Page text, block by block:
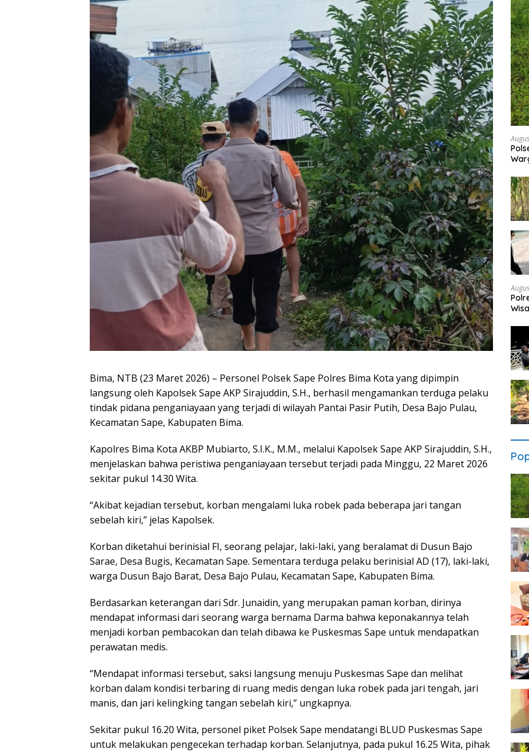
Bima, NTB (23 Maret 2026) – Personel Polsek Sape Polres Bima Kota yang dipimpin
langsung oleh Kapolsek Sape AKP Sirajuddin, S.H., berhasil mengamankan terduga pelaku
tindak pidana penganiayaan yang terjadi di wilayah Pantai Pasir Putih, Desa Bajo Pulau,
Kecamatan Sape, Kabupaten Bima.
Kapolres Bima Kota AKBP Mubiarto, S.I.K., M.M., melalui Kapolsek Sape AKP Sirajuddin, S.H.,
menjelaskan bahwa peristiwa penganiayaan tersebut terjadi pada Minggu, 22 Maret 2026
sekitar pukul 14.30 Wita.
“Akibat kejadian tersebut, korban mengalami luka robek pada beberapa jari tangan
sebelah kiri,” jelas Kapolsek.
Korban diketahui berinisial FI, seorang pelajar, laki-laki, yang beralamat di Dusun Bajo
Sarae, Desa Bugis, Kecamatan Sape. Sementara terduga pelaku berinisial AD (17), laki-laki,
warga Dusun Bajo Barat, Desa Bajo Pulau, Kecamatan Sape, Kabupaten Bima.
Berdasarkan keterangan dari Sdr. Junaidin, yang merupakan paman korban, dirinya
mendapat informasi dari seorang warga bernama Darma bahwa keponakannya telah
menjadi korban pembacokan dan telah dibawa ke Puskesmas Sape untuk mendapatkan
perawatan medis.
“Mendapat informasi tersebut, saksi langsung menuju Puskesmas Sape dan melihat
korban dalam kondisi terbaring di ruang medis dengan luka robek pada jari tengah, jari
manis, dan jari kelingking tangan sebelah kiri,” ungkapnya.
Sekitar pukul 16.20 Wita, personel piket Polsek Sape mendatangi BLUD Puskesmas Sape
untuk melakukan pengecekan terhadap korban. Selanjutnya, pada pukul 16.25 Wita, pihak